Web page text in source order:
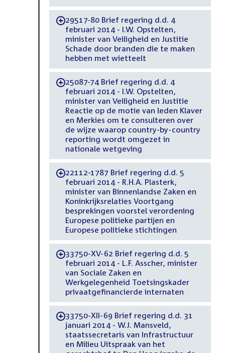
-29517-80 Brief regering d.d. 4
februari 2014 - I.W. Opstelten,
minister van Veiligheid en Justitie
Schade door branden die te maken
hebben met wietteelt
-25087-74 Brief regering d.d. 4
februari 2014 - I.W. Opstelten,
minister van Veiligheid en Justitie
Reactie op de motie van leden Klaver
en Merkies om te consulteren over
de wijze waarop country-by-country
reporting wordt omgezet in
nationale wetgeving
-22112-1787 Brief regering d.d. 5
februari 2014 - R.H.A. Plasterk,
minister van Binnenlandse Zaken en
Koninkrijksrelaties Voortgang
besprekingen voorstel verordening
Europese politieke partijen en
Europese politieke stichtingen
-33750-XV-62 Brief regering d.d. 5
februari 2014 - L.F. Asscher, minister
van Sociale Zaken en
Werkgelegenheid Toetsingskader
privaatgefinancierde internaten
-33750-XII-69 Brief regering d.d. 31
januari 2014 - W.J. Mansveld,
staatssecretaris van Infrastructuur
en Milieu Uitspraak van het